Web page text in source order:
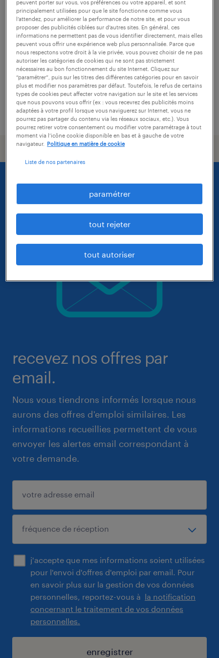
manutentionnaire (f/h)
bolbec, seine-maritime
intérim
12,31 € par heure
publié le 22 juillet 2026
recevez nos offres par
email.
Nous vous tiendrons informés lorsque nous
aurons des offres d'emploi similaires. Les
informations recueillies permettent de vous
envoyer les alertes email correspondant à
votre demande.
j'accepte que mes informations soient utilisées
pour l'envoi d'offres d'emploi par email. Pour
en savoir plus sur la gestion de vos données
personnelles, reportez-vous à la notification
concernant le traitement de vos données
personnelles.
enregistrer
peuvent porter sur vous, vos préférences ou votre appareil, et sont
principalement utilisées pour que le site fonctionne comme vous
l’attendez, pour améliorer la performance de notre site, et pour vous
proposer des publicités ciblées sur d’autres sites. En général, ces
informations ne permettent pas de vous identifier directement, mais elles
peuvent vous offrir une expérience web plus personnalisée. Parce que
nous respectons votre droit à la vie privée, vous pouvez choisir de ne pas
autoriser les catégories de cookies qui ne sont pas strictement
nécessaires au bon fonctionnement du site Internet. Cliquez sur
“paramétrer”, puis sur les titres des différentes catégories pour en savoir
plus et modifier nos paramètres par défaut. Toutefois, le refus de certains
types de cookies peut affecter votre navigation sur le site et les services
que nous pouvons vous offrir (ex : vous recevrez des publicités moins
adaptées à votre profil lorsque vous naviguerez sur Internet, vous ne
pourrez pas partager du contenu via les réseaux sociaux, etc.). Vous
pourrez retirer votre consentement ou modifier votre paramétrage à tout
moment via l’icône cookie disponible en bas et à gauche de votre
navigateur.
Politique en matière de cookie
Liste de nos partenaires
paramétrer
tout rejeter
tout autoriser